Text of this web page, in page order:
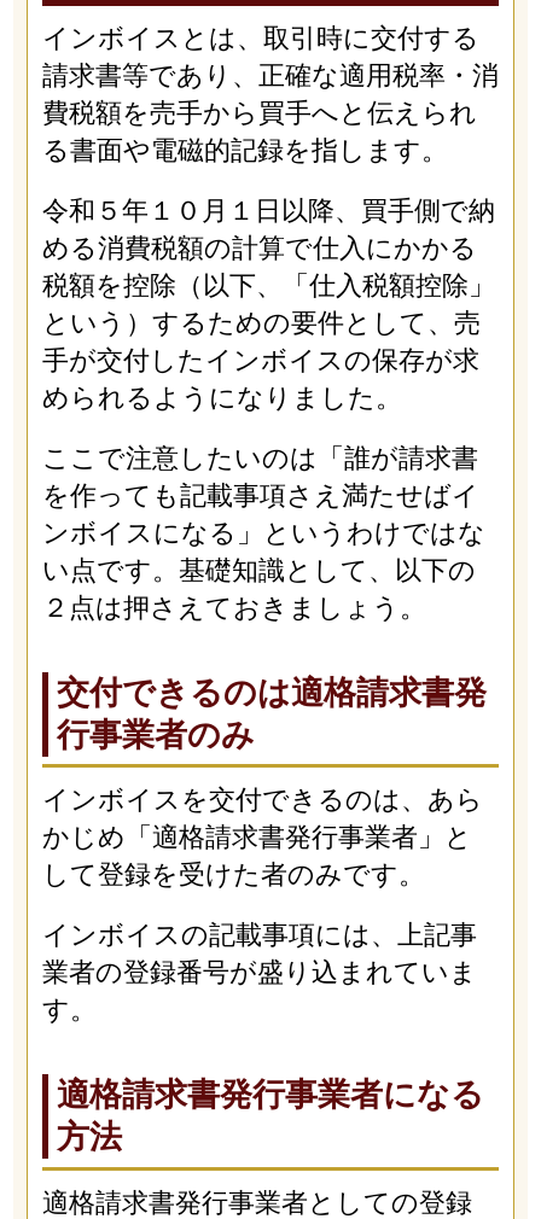
インボイスとは、取引時に交付する
請求書等であり、正確な適用税率・消
費税額を売手から買手へと伝えられ
る書面や電磁的記録を指します。
令和５年１０月１日以降、買手側で納
める消費税額の計算で仕入にかかる
税額を控除（以下、「仕入税額控除」
という）するための要件として、売
手が交付したインボイスの保存が求
められるようになりました。
ここで注意したいのは「誰が請求書
を作っても記載事項さえ満たせばイ
ンボイスになる」というわけではな
い点です。基礎知識として、以下の
２点は押さえておきましょう。
交付できるのは適格請求書発
行事業者のみ
インボイスを交付できるのは、あら
かじめ「適格請求書発行事業者」と
して登録を受けた者のみです。
インボイスの記載事項には、上記事
業者の登録番号が盛り込まれていま
す。
適格請求書発行事業者になる
方法
適格請求書発行事業者としての登録